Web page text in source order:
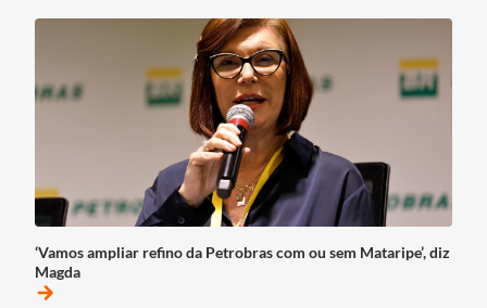
‘Vamos ampliar refino da Petrobras com ou sem Mataripe’, diz
Magda
arrow_forward